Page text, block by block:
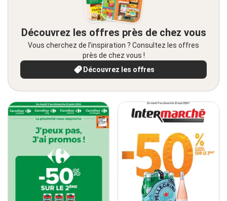
Découvrez les offres près de chez vous
Vous cherchez de l’inspiration ? Consultez les offres
près de chez vous !
Découvrez les offres